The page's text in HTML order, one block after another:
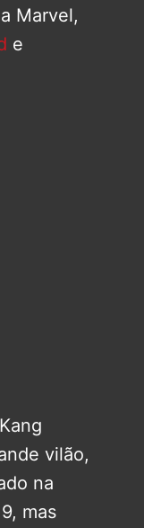
Marvel,
e
vilão,
na
mas